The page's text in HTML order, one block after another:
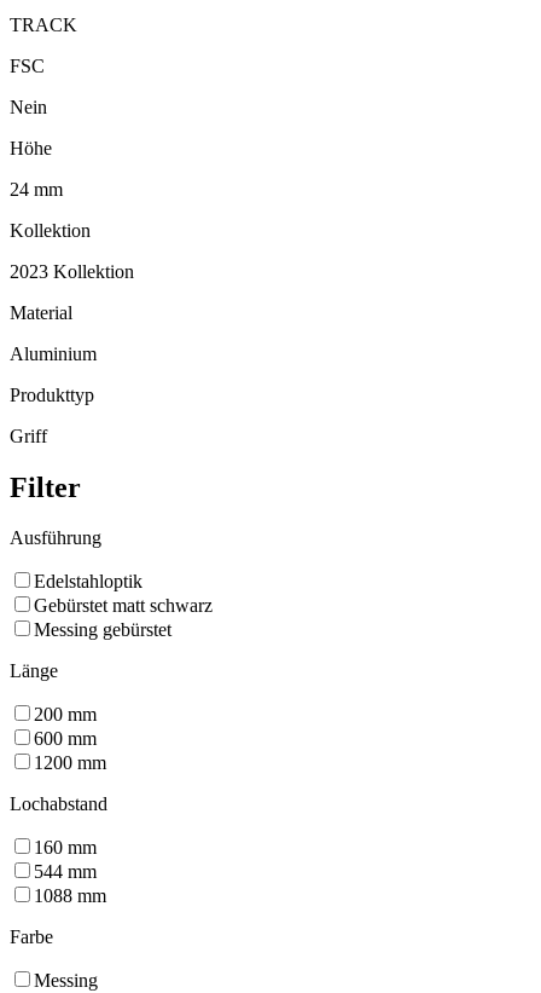
TRACK
FSC
Nein
Höhe
24 mm
Kollektion
2023 Kollektion
Material
Aluminium
Produkttyp
Griff
Filter
Ausführung
Edelstahloptik
Gebürstet matt schwarz
Messing gebürstet
Länge
200 mm
600 mm
1200 mm
Lochabstand
160 mm
544 mm
1088 mm
Farbe
Messing